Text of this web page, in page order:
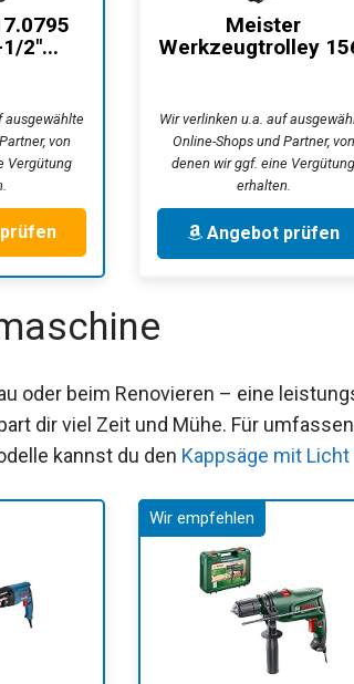
2"...
ausgewählte
von
Vergütung
Meister
Werkzeugtrolley
Wir verlinken u.a. auf
Online-Shops und Partner, von
denen wir ggf. eine Vergütung
erhalten.
Angebot prüfen
oder beim Renovieren – eine
dir viel Zeit und Mühe. Für
kannst du den Kappsäge mit